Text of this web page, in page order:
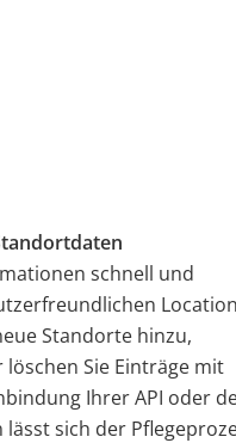
schnell und
Standorte hinzu,
Sie Einträge mit
Ihrer API oder
sich der